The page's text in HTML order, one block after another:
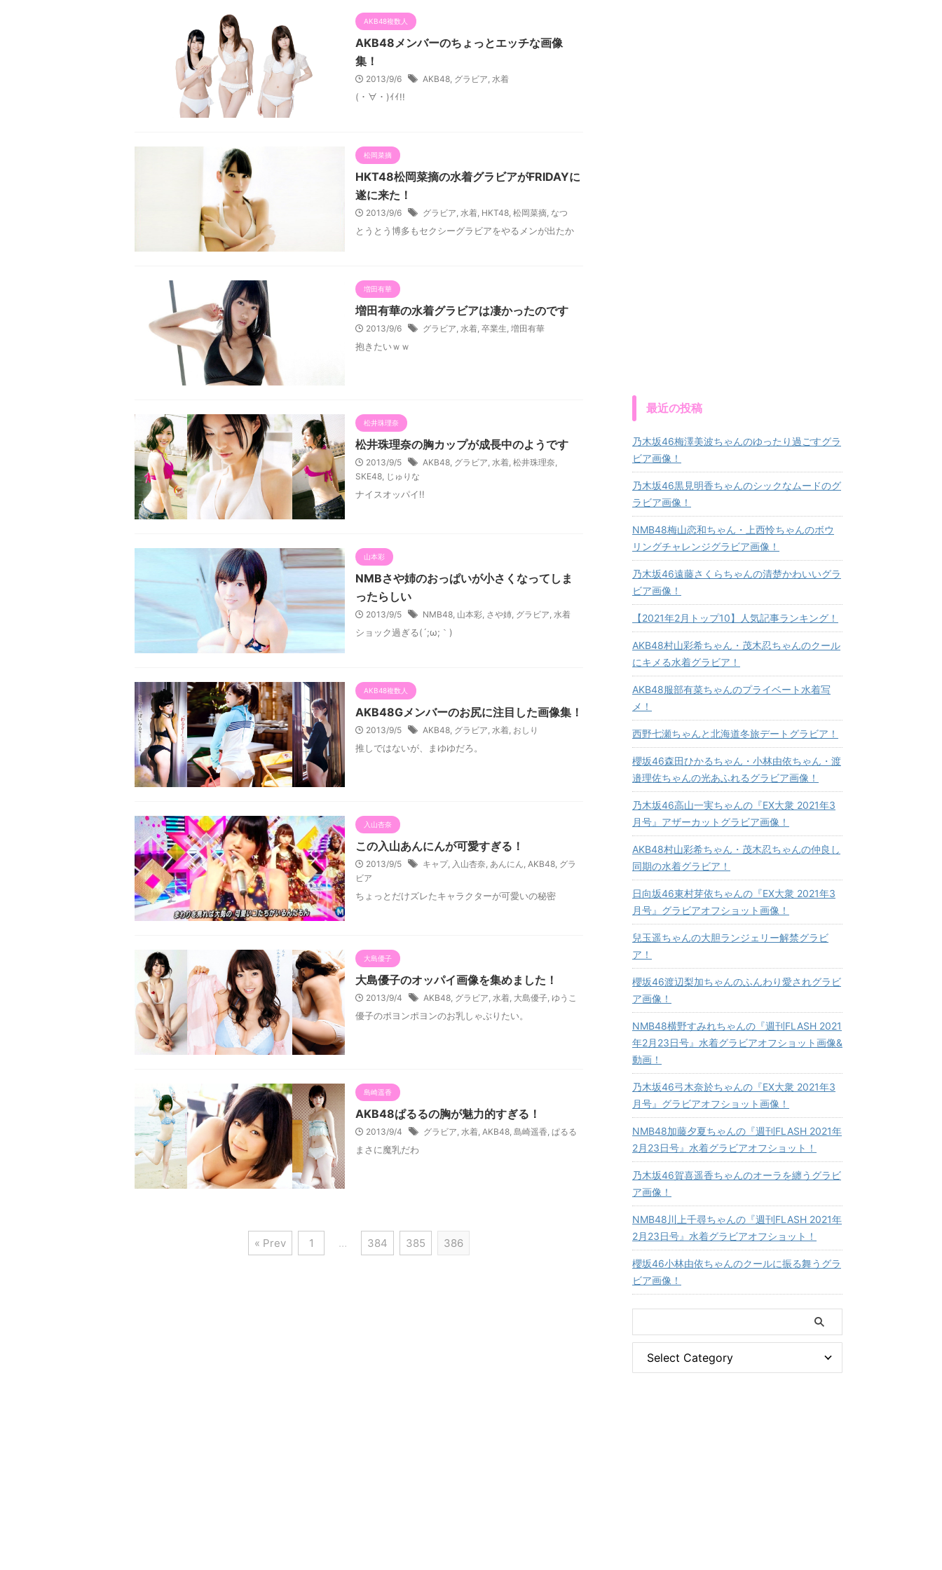
AKB48複数人
AKB48メンバーのちょっとエッチな画像
集！
2013/9/6 AKB48, グラビア, 水着
(・∀・)ｲｲ!!
松岡菜摘
HKT48松岡菜摘の水着グラビアがFRIDAYに
遂に来た！
2013/9/6 グラビア, 水着, HKT48, 松岡菜摘, なつ
とうとう博多もセクシーグラビアをやるメンが出たか
増田有華
増田有華の水着グラビアは凄かったのです
2013/9/6 グラビア, 水着, 卒業生, 増田有華
抱きたいｗｗ
松井珠理奈
松井珠理奈の胸カップが成長中のようです
2013/9/5 AKB48, グラビア, 水着, 松井珠理奈,
SKE48, じゅりな
ナイスオッパイ!!
山本彩
NMBさや姉のおっぱいが小さくなってしま
ったらしい
2013/9/5 NMB48, 山本彩, さや姉, グラビア, 水着
ショック過ぎる(´;ω;｀)
AKB48複数人
AKB48Gメンバーのお尻に注目した画像集！
2013/9/5 AKB48, グラビア, 水着, おしり
推しではないが、まゆゆだろ。
入山杏奈
この入山あんにんが可愛すぎる！
2013/9/5 キャプ, 入山杏奈, あんにん, AKB48, グラ
ビア
ちょっとだけズレたキャラクターが可愛いの秘密
大島優子
大島優子のオッパイ画像を集めました！
2013/9/4 AKB48, グラビア, 水着, 大島優子, ゆうこ
優子のポヨンポヨンのお乳しゃぶりたい。
島崎遥香
AKB48ぱるるの胸が魅力的すぎる！
2013/9/4 グラビア, 水着, AKB48, 島崎遥香, ぱるる
まさに魔乳だわ
« Prev 1 … 384 385 386
最近の投稿
乃木坂46梅澤美波ちゃんのゆったり過ごすグラ
ビア画像！
乃木坂46黒見明香ちゃんのシックなムードのグ
ラビア画像！
NMB48梅山恋和ちゃん・上西怜ちゃんのボウ
リングチャレンジグラビア画像！
乃木坂46遠藤さくらちゃんの清楚かわいいグラ
ビア画像！
【2021年2月トップ10】人気記事ランキング！
AKB48村山彩希ちゃん・茂木忍ちゃんのクール
にキメる水着グラビア！
AKB48服部有菜ちゃんのプライベート水着写
メ！
西野七瀬ちゃんと北海道冬旅デートグラビア！
櫻坂46森田ひかるちゃん・小林由依ちゃん・渡
邉理佐ちゃんの光あふれるグラビア画像！
乃木坂46高山一実ちゃんの『EX大衆 2021年3
月号』アザーカットグラビア画像！
AKB48村山彩希ちゃん・茂木忍ちゃんの仲良し
同期の水着グラビア！
日向坂46東村芽依ちゃんの『EX大衆 2021年3
月号』グラビアオフショット画像！
兒玉遥ちゃんの大胆ランジェリー解禁グラビ
ア！
櫻坂46渡辺梨加ちゃんのふんわり愛されグラビ
ア画像！
NMB48横野すみれちゃんの『週刊FLASH 2021
年2月23日号』水着グラビアオフショット画像&
動画！
乃木坂46弓木奈於ちゃんの『EX大衆 2021年3
月号』グラビアオフショット画像！
NMB48加藤夕夏ちゃんの『週刊FLASH 2021年
2月23日号』水着グラビアオフショット！
乃木坂46賀喜遥香ちゃんのオーラを纏うグラビ
ア画像！
NMB48川上千尋ちゃんの『週刊FLASH 2021年
2月23日号』水着グラビアオフショット！
櫻坂46小林由依ちゃんのクールに振る舞うグラ
ビア画像！